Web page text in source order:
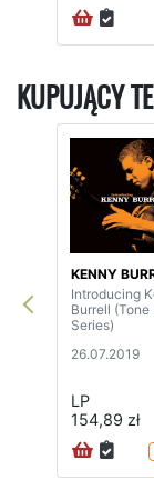
KUPUJĄCY
KENNY
Introducing
Burrell (Tone
Series)
26.07.2019
LP
154,89 zł